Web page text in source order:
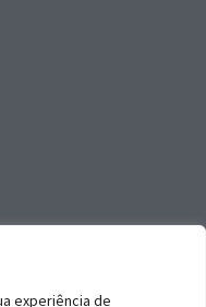
experiência de